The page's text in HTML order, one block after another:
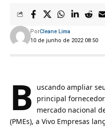
10 de junho de 2022 08:50
PorCleane Lima
B uscando ampliar
principal
mercado nacional
(PMEs), a Vivo Empresas